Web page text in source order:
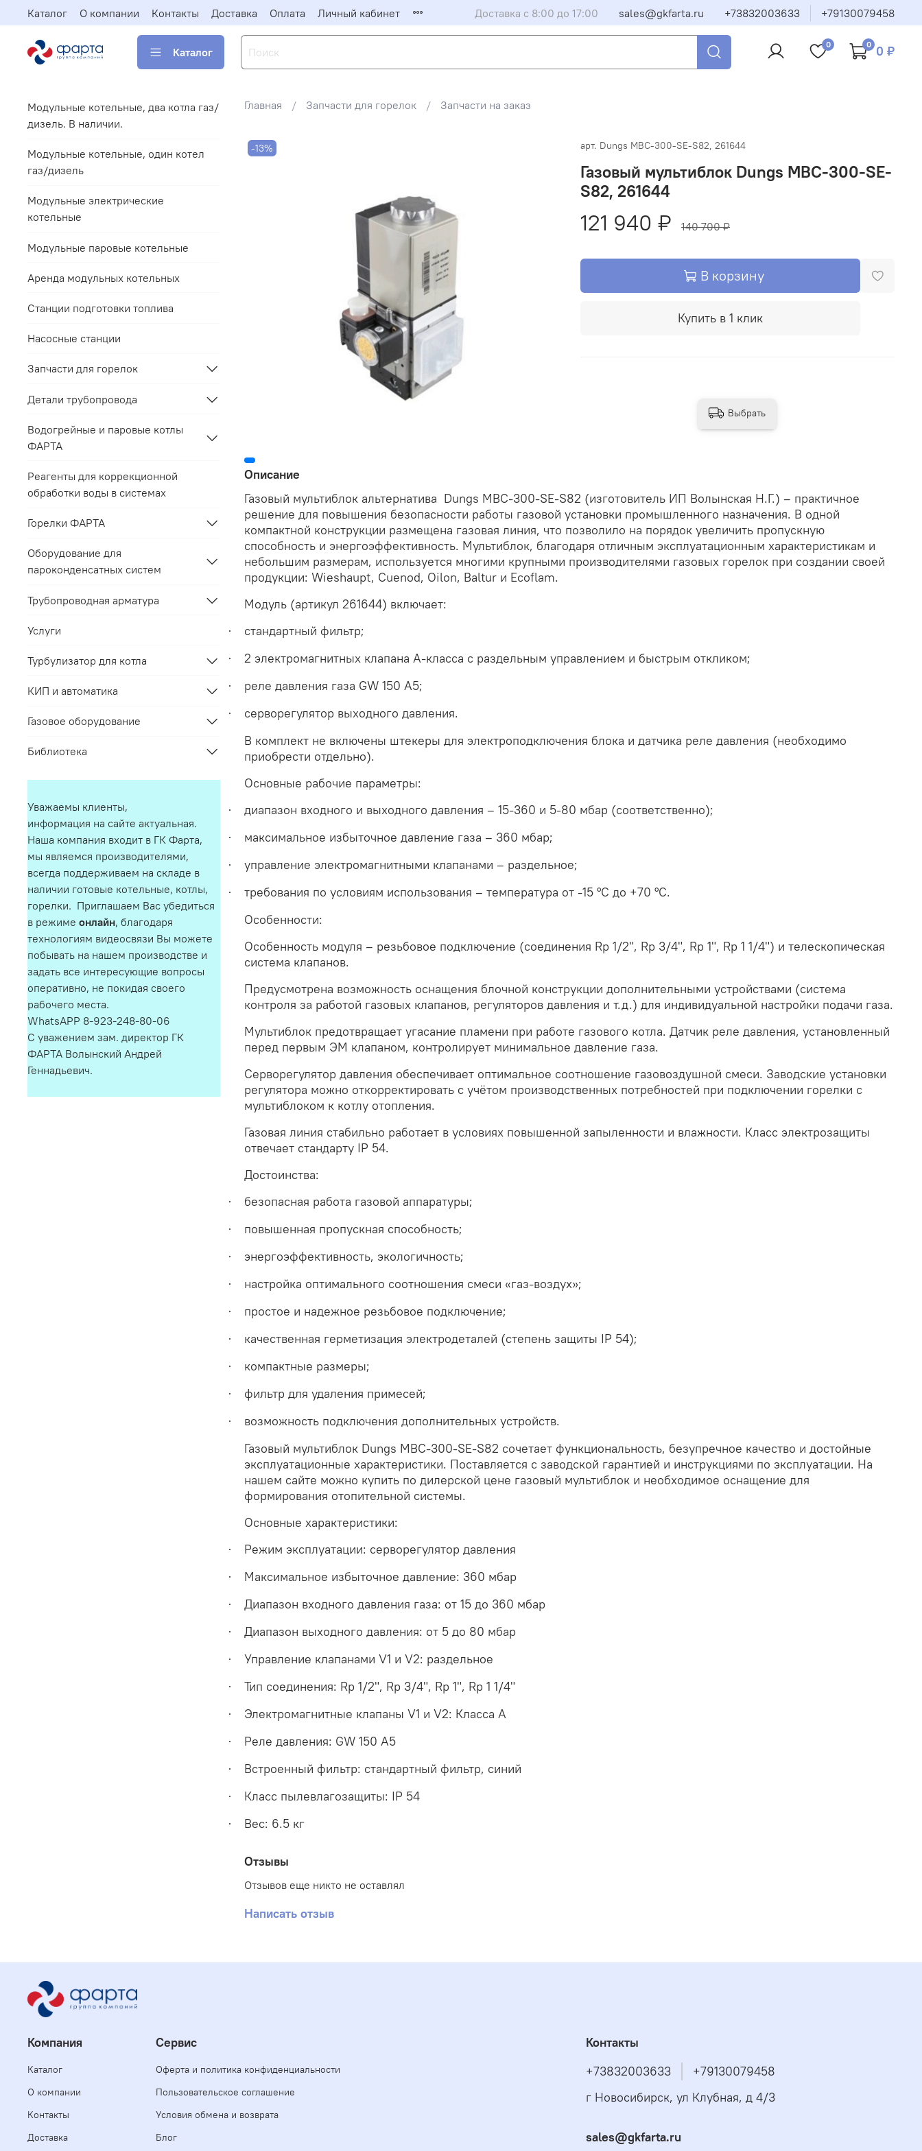
Каталог О компании Контакты Доставка Оплата Личный кабинет Доставка с 8:00 до 17:00 sales@gkfarta.ru +73832003633 +79130079458
Каталог
0 0 0 ₽
Главная Запчасти для горелок Запчасти на заказ
-13% арт. Dungs MBC-300-SE-S82, 261644
Газовый мультиблок Dungs MBC-300-SE-
S82, 261644
121 940 ₽ 140 700 ₽
В корзину
Купить в 1 клик
Описание
Газовый мультиблок альтернатива Dungs MBC-300-SE-S82 (изготовитель ИП Волынская Н.Г.) – практичное
решение для повышения безопасности работы газовой установки промышленного назначения. В одной
компактной конструкции размещена газовая линия, что позволило на порядок увеличить пропускную
способность и энергоэффективность. Мультиблок, благодаря отличным эксплуатационным характеристикам и
небольшим размерам, используется многими крупными производителями газовых горелок при создании своей
продукции: Wieshaupt, Cuenod, Oilon, Baltur и Ecoflam.
Модуль (артикул 261644) включает:
· стандартный фильтр;
· 2 электромагнитных клапана А-класса с раздельным управлением и быстрым откликом;
· реле давления газа GW 150 A5;
·
серворегулятор выходного давления.
В комплект не включены штекеры для электроподключения блока и датчика реле давления (необходимо
приобрести отдельно).
Основные рабочие параметры:
· диапазон входного и выходного давления – 15-360 и 5-80 мбар (соответственно);
· максимальное избыточное давление газа – 360 мбар;
· управление электромагнитными клапанами – раздельное;
·
требования по условиям использования – температура от -15 °C до +70 °C.
Особенности:
Особенность модуля – резьбовое подключение (соединения Rp 1/2", Rp 3/4", Rp 1", Rp 1 1/4") и телескопическая
система клапанов.
Предусмотрена возможность оснащения блочной конструкции дополнительными устройствами (система
контроля за работой газовых клапанов, регуляторов давления и т.д.) для индивидуальной настройки подачи газа.
Мультиблок предотвращает угасание пламени при работе газового котла. Датчик реле давления, установленный
перед первым ЭМ клапаном, контролирует минимальное давление газа.
Серворегулятор давления обеспечивает оптимальное соотношение газовоздушной смеси. Заводские установки
регулятора можно откорректировать с учётом производственных потребностей при подключении горелки с
мультиблоком к котлу отопления.
Газовая линия стабильно работает в условиях повышенной запыленности и влажности. Класс электрозащиты
отвечает стандарту IP 54.
Достоинства:
· безопасная работа газовой аппаратуры;
· повышенная пропускная способность;
· энергоэффективность, экологичность;
· настройка оптимального соотношения смеси «газ-воздух»;
· простое и надежное резьбовое подключение;
· качественная герметизация электродеталей (степень защиты IP 54);
· компактные размеры;
· фильтр для удаления примесей;
·
возможность подключения дополнительных устройств.
Газовый мультиблок Dungs MBC-300-SE-S82 сочетает функциональность, безупречное качество и достойные
эксплуатационные характеристики. Поставляется с заводской гарантией и инструкциями по эксплуатации. На
нашем сайте можно купить по дилерской цене газовый мультиблок и необходимое оснащение для
формирования отопительной системы.
Основные характеристики:
· Режим эксплуатации: серворегулятор давления
· Максимальное избыточное давление: 360 мбар
· Диапазон входного давления газа: от 15 до 360 мбар
· Диапазон выходного давления: от 5 до 80 мбар
· Управление клапанами V1 и V2: раздельное
· Тип соединения: Rp 1/2", Rp 3/4", Rp 1", Rp 1 1/4"
· Электромагнитные клапаны V1 и V2: Класса А
· Реле давления: GW 150 A5
· Встроенный фильтр: стандартный фильтр, синий
· Класс пылевлагозащиты: IP 54
· Вес: 6.5 кг
Отзывы
Отзывов еще никто не оставлял
Написать отзыв
Выбрать
Модульные котельные, два котла газ/
дизель. В наличии.
Модульные котельные, один котел
газ/дизель
Модульные электрические
котельные
Модульные паровые котельные
Аренда модульных котельных
Станции подготовки топлива
Насосные станции
Запчасти для горелок
Детали трубопровода
Водогрейные и паровые котлы
ФАРТА
Реагенты для коррекционной
обработки воды в системах
Горелки ФАРТА
Оборудование для
пароконденсатных систем
Трубопроводная арматура
Услуги
Турбулизатор для котла
КИП и автоматика
Газовое оборудование
Библиотека
Уважаемы клиенты,
информация на сайте актуальная.
Наша компания входит в ГК Фарта,
мы являемся производителями,
всегда поддерживаем на складе в
наличии готовые котельные, котлы,
горелки. Приглашаем Вас убедиться
в режиме онлайн, благодаря
технологиям видеосвязи Вы можете
побывать на нашем производстве и
задать все интересующие вопросы
оперативно, не покидая своего
рабочего места.
WhatsAPP 8-923-248-80-06
С уважением зам. директор ГК
ФАРТА Волынский Андрей
Геннадьевич.
Компания
Каталог
О компании
Контакты
Доставка
Сервис
Оферта и политика конфиденциальности
Пользовательское соглашение
Условия обмена и возврата
Блог
Контакты
+73832003633
+79130079458
г Новосибирск, ул Клубная, д 4/3
sales@gkfarta.ru